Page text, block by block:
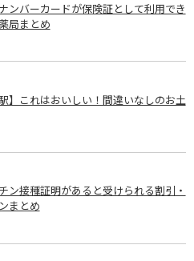
ンバーカードが保険証として利用でき
局まとめ
】これはおいしい！間違いなしのお土
ン接種証明があると受けられる割引・
まとめ